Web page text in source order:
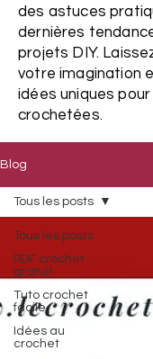
des astuces
dernières
projets DIY.
votre imagination
idées uniques
crochetées.
Blog
Tous les posts
PDF crochet
gratuit
Tuto crochet
facile
Idées au
crochet
Tous les posts